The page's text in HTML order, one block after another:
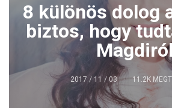
8 különös dolog
biztos, hogy
2017 / 11 / 03 11.2K